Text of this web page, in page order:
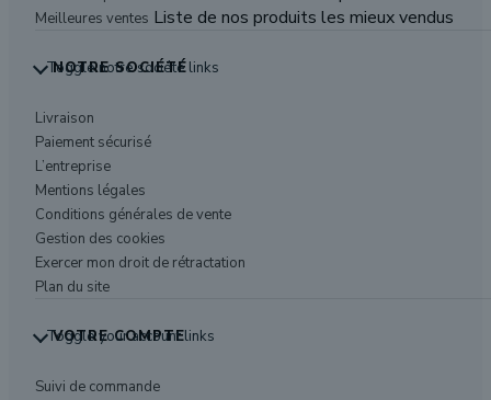
Meilleures ventes Liste de nos produits les mieux vendus
NOTRE SOCIÉTÉ
Toggle notre société links
Livraison
Paiement sécurisé
L’entreprise
Mentions légales
Conditions générales de vente
Gestion des cookies
Exercer mon droit de rétractation
Plan du site
VOTRE COMPTE
Toggle your account links
Suivi de commande